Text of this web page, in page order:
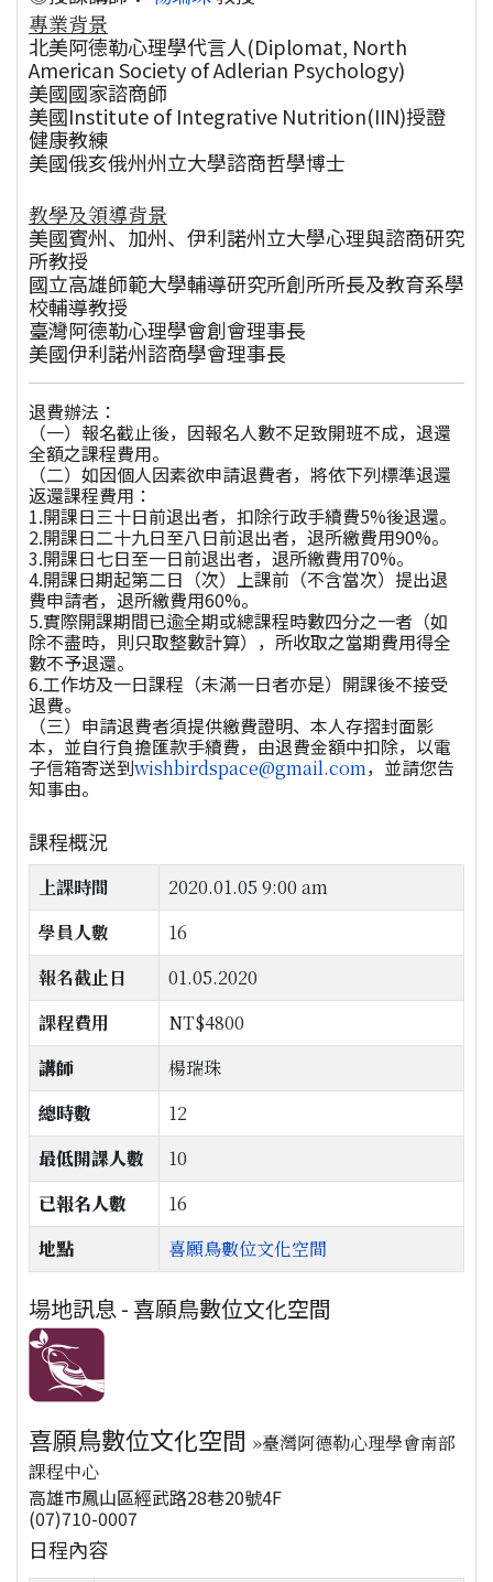
專業背景
北美阿德勒心理學代言人(Diplomat, North
American Society of Adlerian Psychology)
美國國家諮商師
美國Institute of Integrative Nutrition(IIN)授證
健康教練
美國俄亥俄州州立大學諮商哲學博士
教學及領導背景
美國賓州、加州、伊利諾州立大學心理與諮商研究
所教授
國立高雄師範大學輔導研究所創所所長及教育系學
校輔導教授
臺灣阿德勒心理學會創會理事長
美國伊利諾州諮商學會理事長
退費辦法：
（一）報名截止後，因報名人數不足致開班不成，退還
全額之課程費用。
（二）如因個人因素欲申請退費者，將依下列標準退還
返還課程費用：
1.開課日三十日前退出者，扣除行政手續費5%後退還。
2.開課日二十九日至八日前退出者，退所繳費用90%。
3.開課日七日至一日前退出者，退所繳費用70%。
4.開課日期起第二日（次）上課前（不含當次）提出退
費申請者，退所繳費用60%。
5.實際開課期間已逾全期或總課程時數四分之一者（如
除不盡時，則只取整數計算），所收取之當期費用得全
數不予退還。
6.工作坊及一日課程（未滿一日者亦是）開課後不接受
退費。
（三）申請退費者須提供繳費證明、本人存摺封面影
本，並自行負擔匯款手續費，由退費金額中扣除，以電
子信箱寄送到wishbirdspace@gmail.com，並請您告
知事由。
課程概況
上課時間
2020.01.05 9:00 am
學員人數
16
報名截止日
01.05.2020
課程費用
NT$4800
講師
楊瑞珠
總時數
12
最低開課人數
10
已報名人數
16
地點
喜願鳥數位文化空間
場地訊息 - 喜願鳥數位文化空間
喜願鳥數位文化空間 »臺灣阿德勒心理學會南部
課程中心
高雄市鳳山區經武路28巷20號4F
(07)710-0007
日程內容